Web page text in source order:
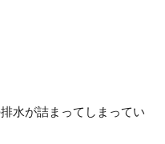
水が詰まってしまってい